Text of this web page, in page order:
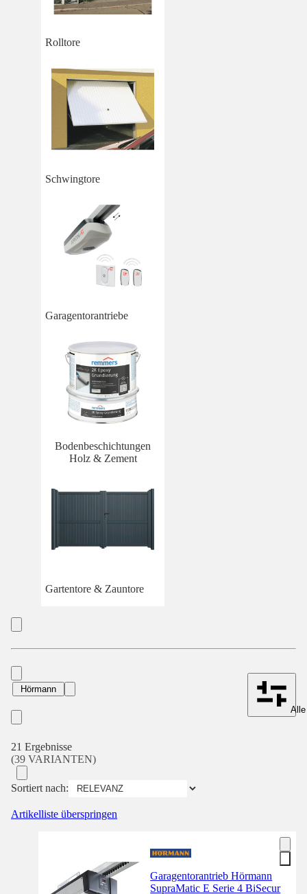
Rolltore
Schwingtore
Garagentorantriebe
Bodenbeschichtungen
Holz & Zement
Gartentore & Zauntore
Hörmann
21 Ergebnisse
(39 VARIANTEN)
Sortiert nach:
Artikelliste überspringen
Garagentorantrieb Hörmann
SupraMatic E Serie 4 BiSecur